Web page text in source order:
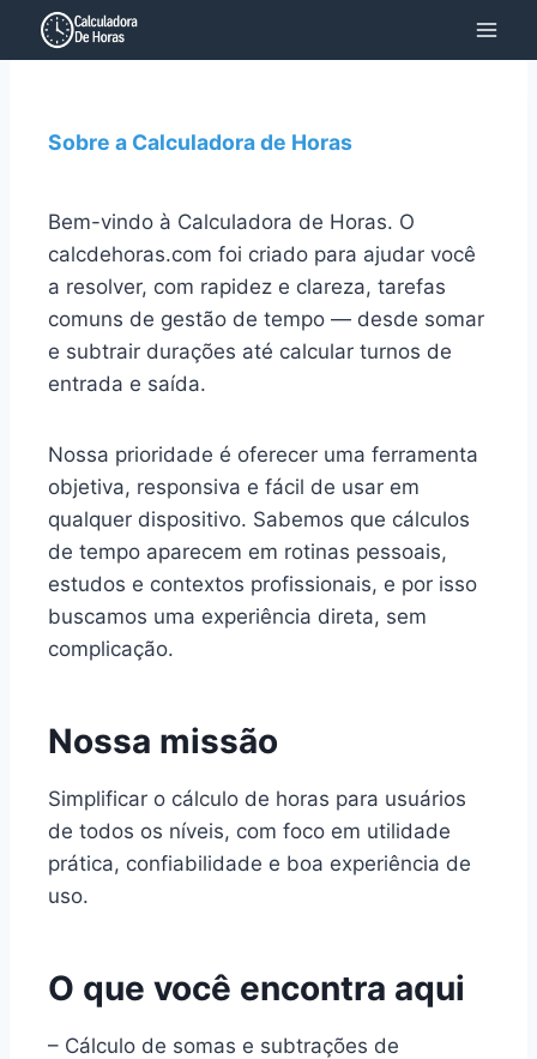
Pular
Sobre a Calculadora de Horas
Bem-vindo à Calculadora de Horas. O
calcdehoras.com foi criado para ajudar você
a resolver, com rapidez e clareza, tarefas
comuns de gestão de tempo — desde somar
e subtrair durações até calcular turnos de
entrada e saída.
Nossa prioridade é oferecer uma ferramenta
objetiva, responsiva e fácil de usar em
qualquer dispositivo. Sabemos que cálculos
de tempo aparecem em rotinas pessoais,
estudos e contextos profissionais, e por isso
buscamos uma experiência direta, sem
complicação.
Nossa missão
Simplificar o cálculo de horas para usuários
de todos os níveis, com foco em utilidade
prática, confiabilidade e boa experiência de
uso.
O que você encontra aqui
– Cálculo de somas e subtrações de